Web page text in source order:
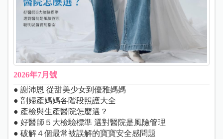
2026年7月號
● 謝沛恩 從甜美少女到優雅媽媽
● 剖婦產媽媽各階段照護大全
● 產檢與生產醫院怎麼選？
● 好醫師５大檢驗標準 選對醫院是風險管理
● 破解４個最常被誤解的寶寶安全感問題